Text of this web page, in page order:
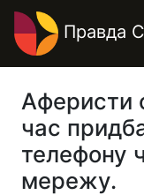
Правда
Аферисти
час
телефону
мережу.